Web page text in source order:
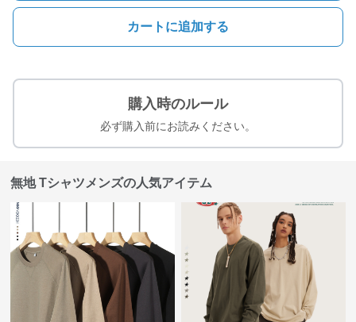
カートに追加する
購入時のルール
必ず購入前にお読みください。
無地 Tシャツメンズの人気アイテム